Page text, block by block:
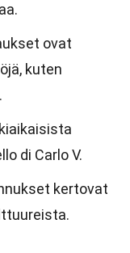
ovat
kuten
di Carlo V.
kertovat